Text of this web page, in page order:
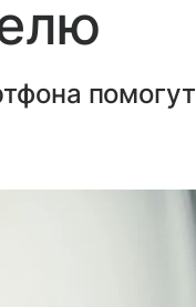
помогут